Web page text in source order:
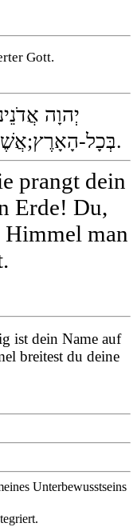
Gott.
יְהוָה
בְּכָל-הָאָרֶץ;אֲשֶׁר תְּנָה הוֹדְךָ, עַל-הַשָּׁמָיִם.
prangt dein
Erde! Du,
Himmel man
ist dein Name auf
breitest du deine
Unterbewusstseins